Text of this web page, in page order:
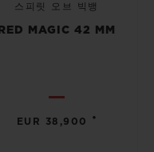
스피릿 오브 빅뱅
RED MAGIC 42 MM
EUR 38,900 •